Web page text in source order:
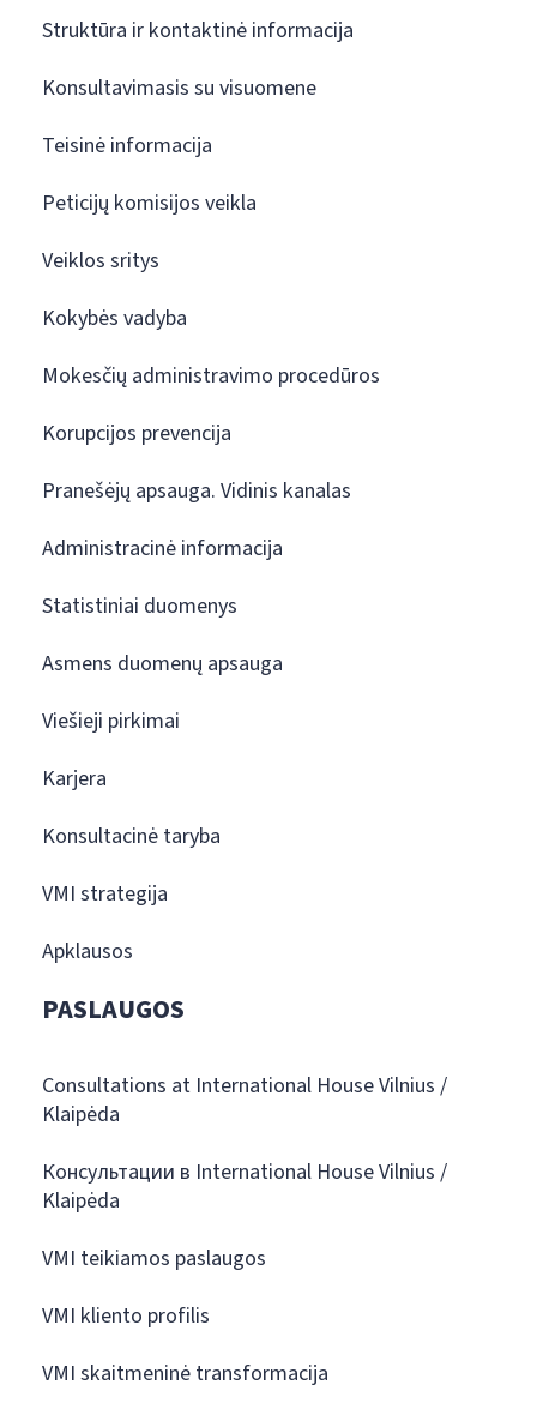
Struktūra ir kontaktinė informacija
Konsultavimasis su visuomene
Teisinė informacija
Peticijų komisijos veikla
Veiklos sritys
Kokybės vadyba
Mokesčių administravimo procedūros
Korupcijos prevencija
Pranešėjų apsauga. Vidinis kanalas
Administracinė informacija
Statistiniai duomenys
Asmens duomenų apsauga
Viešieji pirkimai
Karjera
Konsultacinė taryba
VMI strategija
Apklausos
PASLAUGOS
Consultations at International House Vilnius /
Klaipėda
Консультации в International House Vilnius /
Klaipėda
VMI teikiamos paslaugos
VMI kliento profilis
VMI skaitmeninė transformacija